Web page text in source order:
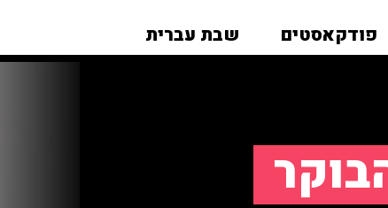
פודקאסטים שבת עברית